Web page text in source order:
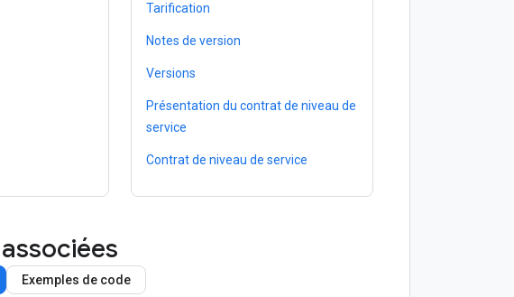
Tarification
Notes de version
Versions
Présentation du contrat de niveau de
service
Contrat de niveau de service
Exemples de code